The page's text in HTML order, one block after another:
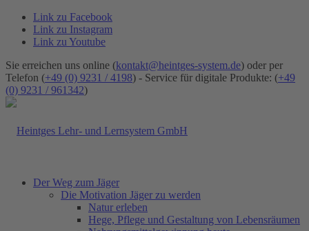
Link zu Facebook
Link zu Instagram
Link zu Youtube
Sie erreichen uns online (kontakt@heintges-system.de) oder per
Telefon (+49 (0) 9231 / 4198) - Service für digitale Produkte: (+49
(0) 9231 / 961342)
Der Weg zum Jäger
Die Motivation Jäger zu werden
Natur erleben
Hege, Pflege und Gestaltung von Lebensräumen